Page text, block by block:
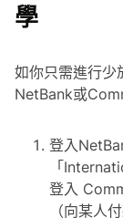
學
如你只需進行少
NetBank或
登入
「
登入
（向某人